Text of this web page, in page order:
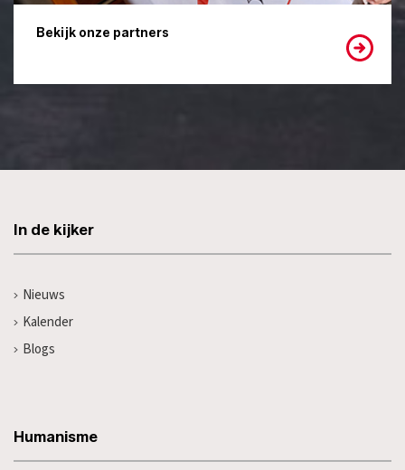
Bekijk onze partners
In de kijker
Nieuws
Kalender
Blogs
Humanisme